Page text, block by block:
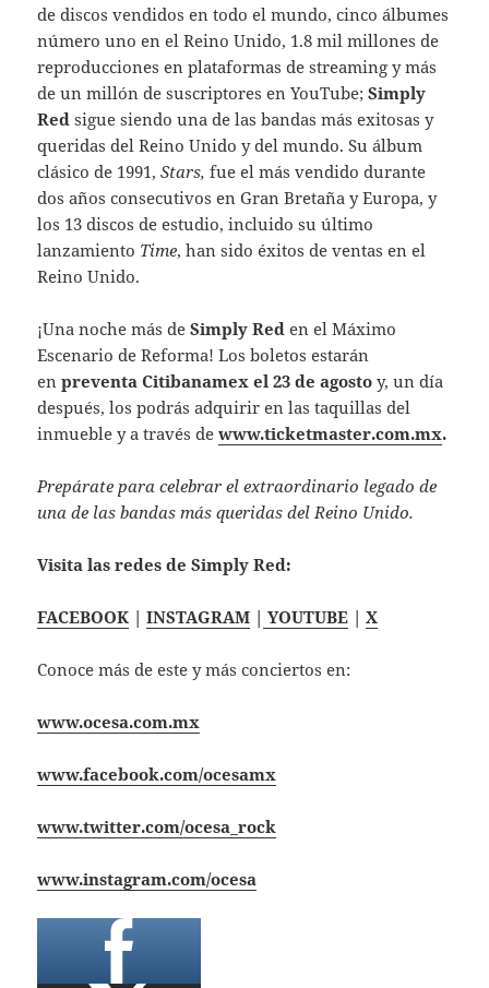
de discos vendidos en todo el mundo, cinco álbumes
número uno en el Reino Unido, 1.8 mil millones de
reproducciones en plataformas de streaming y más
de un millón de suscriptores en YouTube;Simply
Red sigue siendo una de las bandas más exitosas y
queridas del Reino Unido y del mundo. Su álbum
clásico de 1991,Stars, fue el más vendido durante
dos años consecutivos en Gran Bretaña y Europa, y
los 13 discos de estudio, incluido su último
lanzamiento Time, han sido éxitos de ventas en el
Reino Unido.
¡Una noche más deSimply Red en el Máximo
Escenario de Reforma! Los boletos estarán
enpreventa Citibanamex el 23 de agosto y, un día
después, los podrás adquirir en las taquillas del
inmueble y a través dewww.ticketmaster.com.mx.
Prepárate para celebrar el extraordinario legado de
una de las bandas más queridas del Reino Unido.
Visita las redes de Simply Red:
FACEBOOK |INSTAGRAM | YOUTUBE |X
Conoce más de este y más conciertos en:
www.ocesa.com.mx
www.facebook.com/ocesamx
www.twitter.com/ocesa_rock
www.instagram.com/ocesa